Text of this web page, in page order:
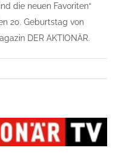
die neuen Favoriten“
20. Geburtstag von
DER AKTIONÄR.